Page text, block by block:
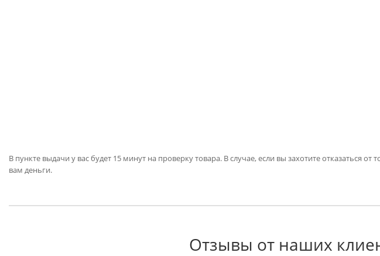
В пункте выдачи у вас будет 15 минут на проверку товара. В случае, если вы захотите отказаться от
вам деньги.
Отзывы от наших